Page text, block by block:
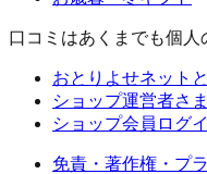
口コミはあくまでも個人
おとりよせネット
ショップ運営者さ
ショップ会員ログ
免責・著作権・プ